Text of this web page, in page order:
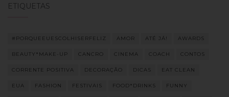
ETIQUETAS
#PORQUEEUESCOLHISERFELIZ AMOR ATÉ JÁ! AWARDS
BEAUTY*MAKE-UP CANCRO CINEMA COACH CONTOS
CORRENTE POSITIVA DECORAÇÃO DICAS EAT CLEAN
EUA FASHION FESTIVAIS FOOD*DRINKS FUNNY